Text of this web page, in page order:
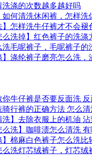
洗涤的次数越多越好吗
如何清洗休闲裤，怎样洗
】怎样洗牛仔裤才不会褪
么洗掉】红色裤子的洗
洗毛呢裤子，毛呢裤子的
】涤纶裤子磨亮怎么洗
你牛仔裤是否要反面洗
骑行裤的正确方法 怎么
洗】去除衣服上的机油
么洗】咖啡渍怎么清洗
】棉麻白色裤子怎么洗
么洗灯芯绒裤子，灯芯绒